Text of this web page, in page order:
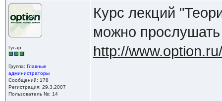
Гусар
Группа: Главные
администраторы
Сообщений: 178
Регистрация: 29.3.2007
Пользователь №: 14
Курс лекций
можно
http://